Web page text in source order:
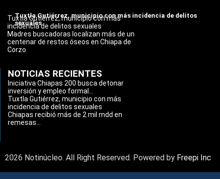
Tuxtla Gutiérrez, municipio con más incidencia de delitos
sexuales
Tuxtla Gutiérrez, municipio con más
incidencia de delitos sexuales
Madres buscadoras localizan más de un
centenar de restos óseos en Chiapa de
Corzo
NOTICIAS RECIENTES
Iniciativa Chiapas 200 busca detonar
inversión y empleo formal...
Tuxtla Gutiérrez, municipio con más
incidencia de delitos sexuales
Chiapas recibió más de 2 mil mdd en
remesas...
2026 Notinúcleo. All Right Reserved. Powered by Freepi Inc